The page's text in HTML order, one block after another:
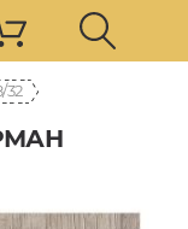
Классик